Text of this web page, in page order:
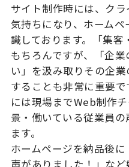
サイト制作時には、ク
気持ちになり、ホーム
識しております。「集
もちろんですが、「企
い」を汲み取りその企
することも非常に重要
には現場までWeb制作
景・働いている従業員
ます。
ホームページを納品後
声がありました！」な